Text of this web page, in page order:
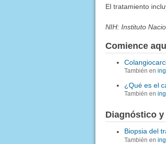
El tratamiento
NIH: Instituto
Comience
También en
¿Qué es el
También en
Diagnóstico y
Biopsia del
También en